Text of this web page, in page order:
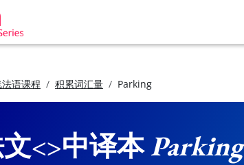
语课程 积累词汇量 Parking
<>中译本Parking